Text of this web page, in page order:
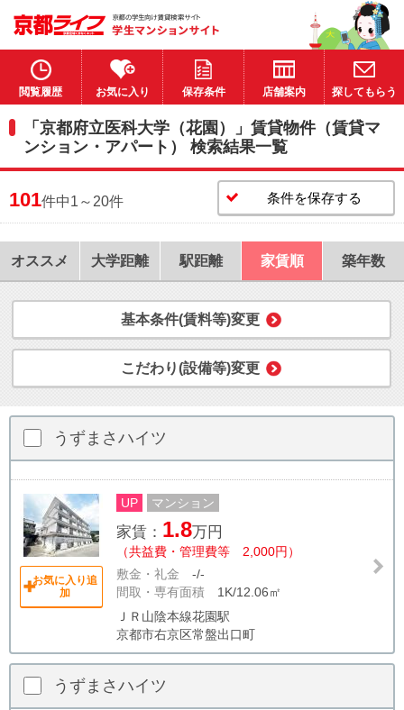
閲覧履歴 お気に入り 保存条件 店舗案内 探してもらう
「京都府立医科大学（花園）」賃貸物件（賃貸マ
ンション・アパート） 検索結果一覧
101件中1～20件 条件を保存する
オススメ 大学距離 駅距離 家賃順 築年数
基本条件(賃料等)変更
こだわり(設備等)変更
うずまさハイツ
お気に入り追
加
UP マンション
家賃： 1.8万円
（共益費・管理費等 2,000円）
敷金・礼金 -/-
間取・専有面積 1K/12.06㎡
ＪＲ山陰本線花園駅
京都市右京区常盤出口町
うずまさハイツ